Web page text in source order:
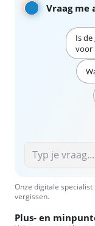
Vraag me
Is
voor
Onze digitale
vergissen.
Plus- en